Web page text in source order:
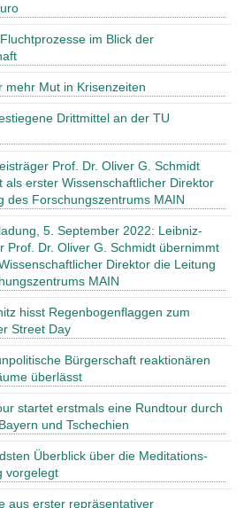
im Blick der
mehr Mut in Krisenzeiten
Drittmittel an der TU
Prof. Dr. Oliver G. Schmidt
als erster Wissenschaftlicher Direktor
des Forschungszentrums MAIN
5. September 2022: Leibniz-
Prof. Dr. Oliver G. Schmidt übernimmt
Direktor die Leitung
MAIN
hisst Regenbogenflaggen zum
Street Day
Bürgerschaft reaktionären
überlässt
startet erstmals eine Rundtour durch
und Tschechien
Überblick über die Meditations-
vorgelegt
aus erster repräsentativer